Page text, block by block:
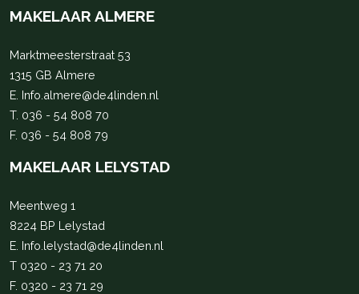
MAKELAAR ALMERE
Marktmeesterstraat 53
1315 GB Almere
E. Info.almere@de4linden.nl
T. 036 - 54 808 70
F. 036 - 54 808 79
MAKELAAR LELYSTAD
Meentweg 1
8224 BP Lelystad
E. Info.lelystad@de4linden.nl
T 0320 - 23 71 20
F. 0320 - 23 71 29